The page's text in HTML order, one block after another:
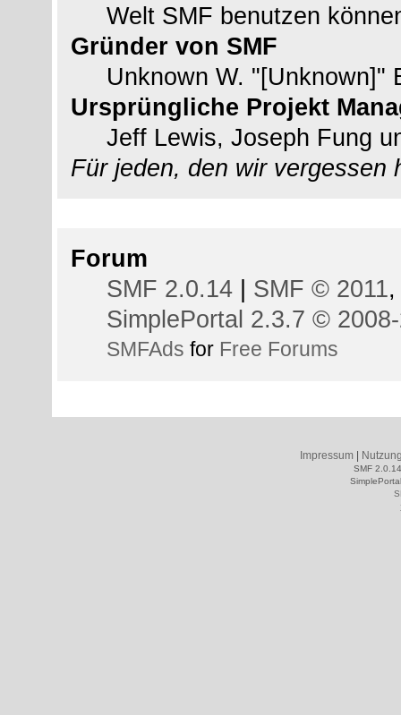
Welt SMF benutzen
Gründer von SMF
Unknown W. "[Unknown]"
Ursprüngliche Projekt
Jeff Lewis, Joseph Fung
Für jeden, den wir vergessen
Forum
SMF 2.0.14| SMF © 2011
SimplePortal 2.3.7 ©
SMFAds for Free Forums
Impressum|
SMF